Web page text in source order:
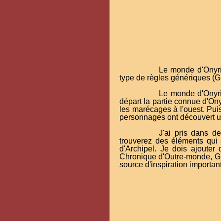
Le monde
type de règles génériques
Le monde
départ la partie connue
les marécages à l'ouest.
personnages ont découvert
J'ai pris dans
trouverez des éléments
d'Archipel. Je dois ajouter
Chronique d'Outre-monde,
source d'inspiration